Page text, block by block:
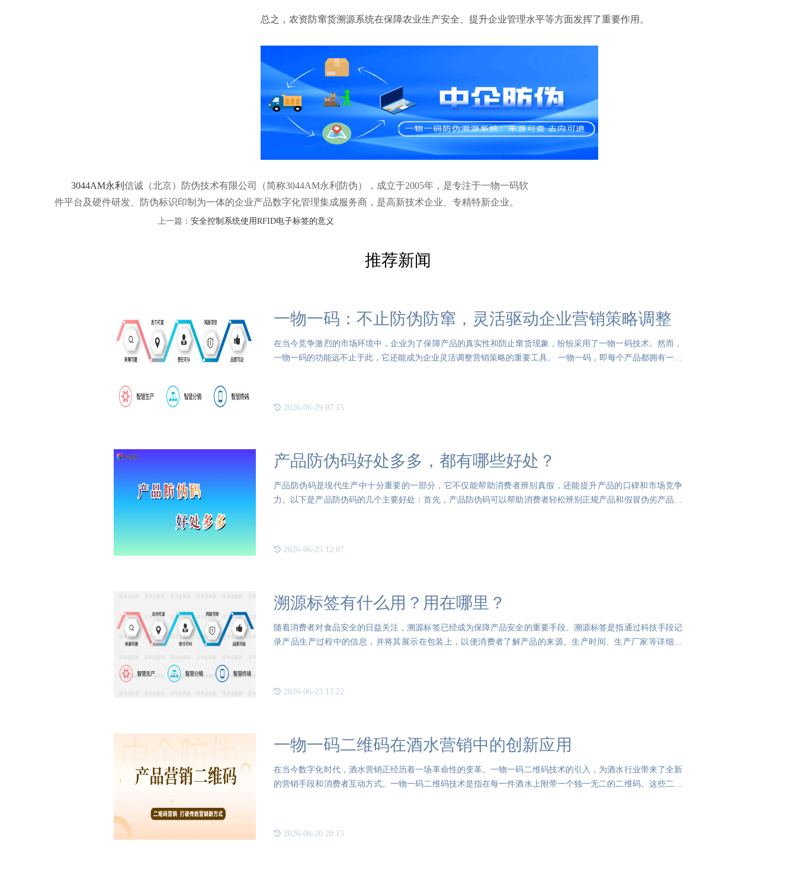
总之，农资防窜货溯源系统在保障农业生产安全、提升企业管理水平等方面发挥了重要作用。
3044AM永利 信诚（北京）防伪技术有限公司（简称3044AM永利防伪），成立于2005年，是专注于一物一码软
件平台及硬件研发、防伪标识印制为一体的企业产品数字化管理集成服务商，是高新技术企业、专精特新企业。
上一篇： 安全控制系统使用RFID电子标签的意义
推荐新闻
一物一码：不止防伪防窜，灵活驱动企业营销策略调整
在当今竞争激烈的市场环境中，企业为了保障产品的真实性和防止窜货现象，纷纷采用了一物一码技术。然而，
一物一码的功能远不止于此，它还能成为企业灵活调整营销策略的重要工具。 一物一码，即每个产品都拥有一个
2026-06-29 07:15
产品防伪码好处多多，都有哪些好处？
产品防伪码是现代生产中十分重要的一部分，它不仅能帮助消费者辨别真假，还能提升产品的口碑和市场竞争
力。以下是产品防伪码的几个主要好处：首先，产品防伪码可以帮助消费者轻松辨别正规产品和假冒伪劣产品。
2026-06-25 12:07
溯源标签有什么用？用在哪里？
随着消费者对食品安全的日益关注，溯源标签已经成为保障产品安全的重要手段。溯源标签是指通过科技手段记
录产品生产过程中的信息，并将其展示在包装上，以便消费者了解产品的来源、生产时间、生产厂家等详细信
2026-06-23 13:22
一物一码二维码在酒水营销中的创新应用
在当今数字化时代，酒水营销正经历着一场革命性的变革。一物一码二维码技术的引入，为酒水行业带来了全新
的营销手段和消费者互动方式。一物一码二维码技术是指在每一件酒水上附带一个独一无二的二维码。这些二维
2026-06-20 20:15